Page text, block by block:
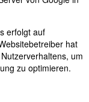
erfolgt auf
hat
um
zu optimieren.